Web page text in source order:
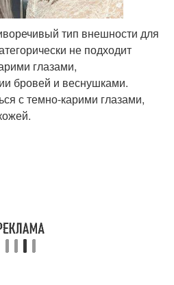
тип внешности для
не подходит
глазами,
бровей и веснушками.
с темно-карими глазами,